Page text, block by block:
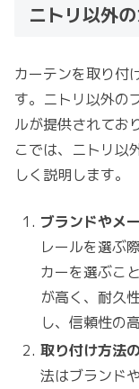
ニトリ以外
カーテンを取り付
す。ニトリ以外の
ルが提供されてお
こでは、ニトリ以
しく説明します。
ブランドやメ
レールを選ぶ
カーを選ぶこ
が高く、耐久
し、信頼性の
取り付け方法
法はブランド